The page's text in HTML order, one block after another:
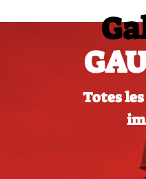
Totes